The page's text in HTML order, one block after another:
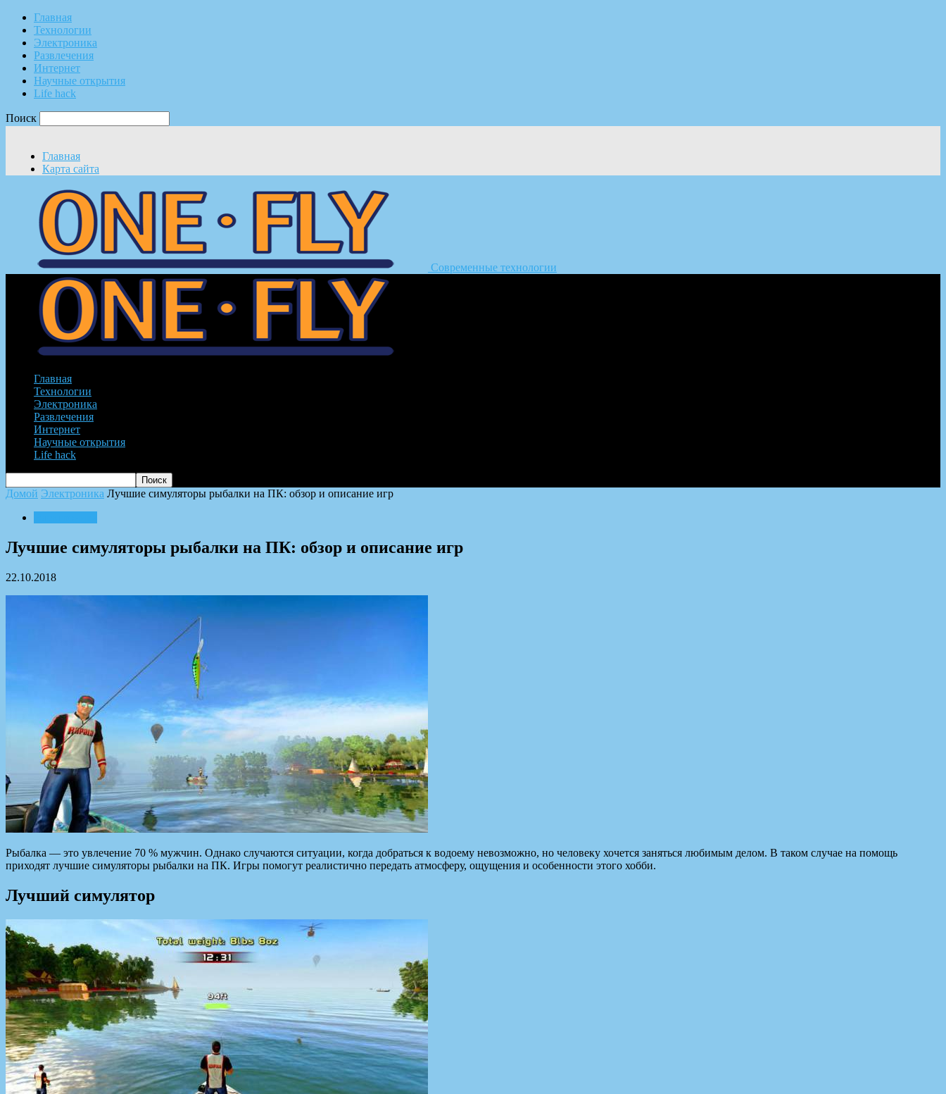
Главная
Технологии
Электроника
Развлечения
Интернет
Научные открытия
Life hack
Поиск
Главная
Карта сайта
Современные технологии
Главная
Технологии
Электроника
Развлечения
Интернет
Научные открытия
Life hack
Домой Электроника Лучшие симуляторы рыбалки на ПК: обзор и описание игр
Лучшие симуляторы рыбалки на ПК: обзор и описание игр
22.10.2018
Рыбалка — это увлечение 70 % мужчин. Однако случаются ситуации, когда добраться к водоему невозможно, но человеку хочется заняться любимым делом. В таком случае на помощь
приходят лучшие симуляторы рыбалки на ПК. Игры помогут реалистично передать атмосферу, ощущения и особенности этого хобби.
Лучший симулятор